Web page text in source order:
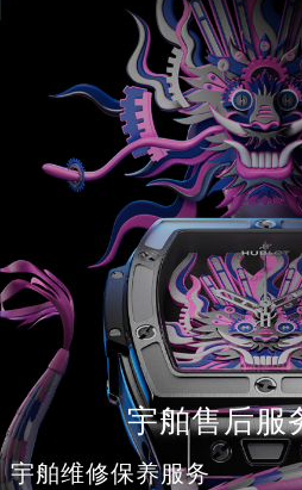
宇舶售后服
宇舶维修保养服务
知